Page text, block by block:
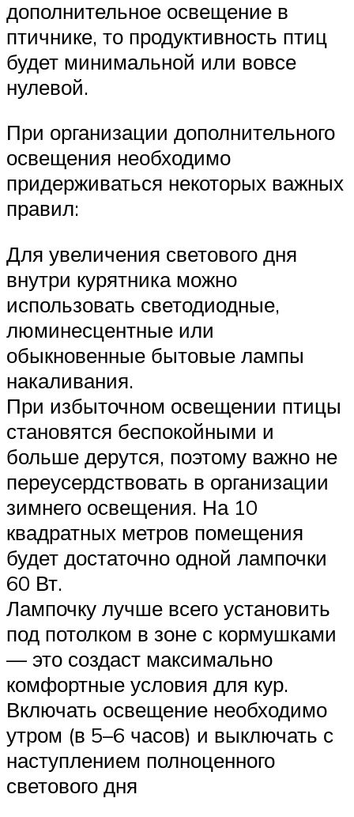
дополнительное освещение в
птичнике, то продуктивность птиц
будет минимальной или вовсе
нулевой.
При организации дополнительного
освещения необходимо
придерживаться некоторых важных
правил:
Для увеличения светового дня
внутри курятника можно
использовать светодиодные,
люминесцентные или
обыкновенные бытовые лампы
накаливания.
При избыточном освещении птицы
становятся беспокойными и
больше дерутся, поэтому важно не
переусердствовать в организации
зимнего освещения. На 10
квадратных метров помещения
будет достаточно одной лампочки
60 Вт.
Лампочку лучше всего установить
под потолком в зоне с кормушками
— это создаст максимально
комфортные условия для кур.
Включать освещение необходимо
утром (в 5–6 часов) и выключать с
наступлением полноценного
светового дня